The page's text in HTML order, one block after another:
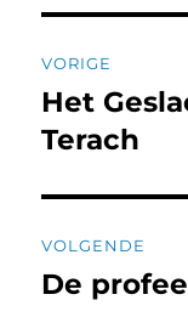
navigatie
VORIGE
Vorig
bericht:
Het
Terach
VOLGENDE
Volgend
De